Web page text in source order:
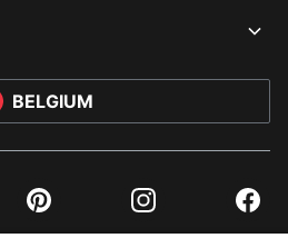
BELGIUM
Pinterest Instagram